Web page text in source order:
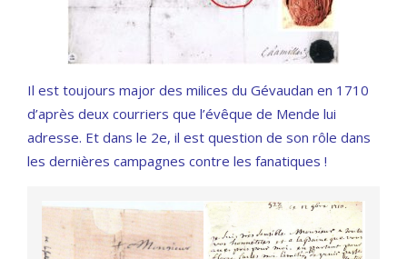
Il est toujours major des milices du Gévaudan en 1710
d’après deux courriers que l’évêque de Mende lui
adresse. Et dans le 2e, il est question de son rôle dans
les dernières campagnes contre les fanatiques !